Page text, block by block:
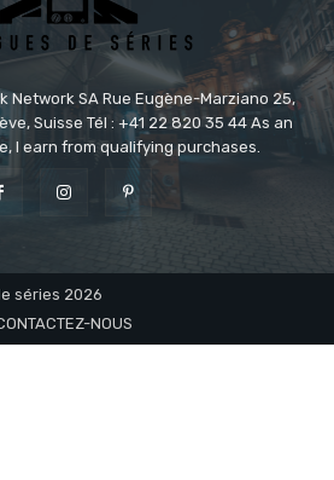
Network SA Rue Eugène-Marziano 25,
Suisse Tél : +41 22 820 35 44 As an
I earn from qualifying purchases.
séries 2026
NOUS